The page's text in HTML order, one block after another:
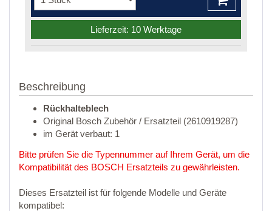
Lieferzeit: 10 Werktage
Beschreibung
Rückhalteblech
Original Bosch Zubehör / Ersatzteil (2610919287)
im Gerät verbaut: 1
Bitte prüfen Sie die Typennummer auf Ihrem Gerät, um die
Kompatibilität des BOSCH Ersatzteils zu gewährleisten.
Dieses Ersatzteil ist für folgende Modelle und Geräte
kompatibel: